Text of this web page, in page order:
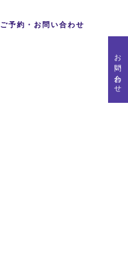
ご予約・お問い合わせ
お問い合わせ